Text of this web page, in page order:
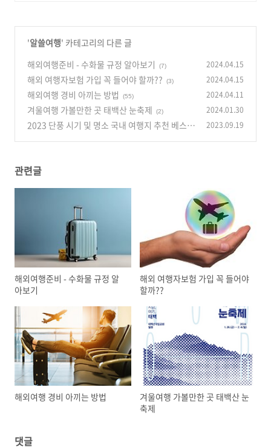
'알쓸여행' 카테고리의 다른 글
해외여행준비 - 수화물 규정 알아보기
(7) 2024.04.15
해외 여행자보험 가입 꼭 들어야 할까?? (3) 2024.04.15
해외여행 경비 아끼는 방법 (55) 2024.04.11
겨울여행 가볼만한 곳 태백산 눈축제 (2) 2024.01.30
2023 단풍 시기 및 명소 국내 여행지 추천 베스트
2023.09.19
관련글
해외여행준비 - 수화물 규정 알
아보기
해외 여행자보험 가입 꼭 들어야
할까??
해외여행 경비 아끼는 방법
겨울여행 가볼만한 곳 태백산 눈
축제
댓글